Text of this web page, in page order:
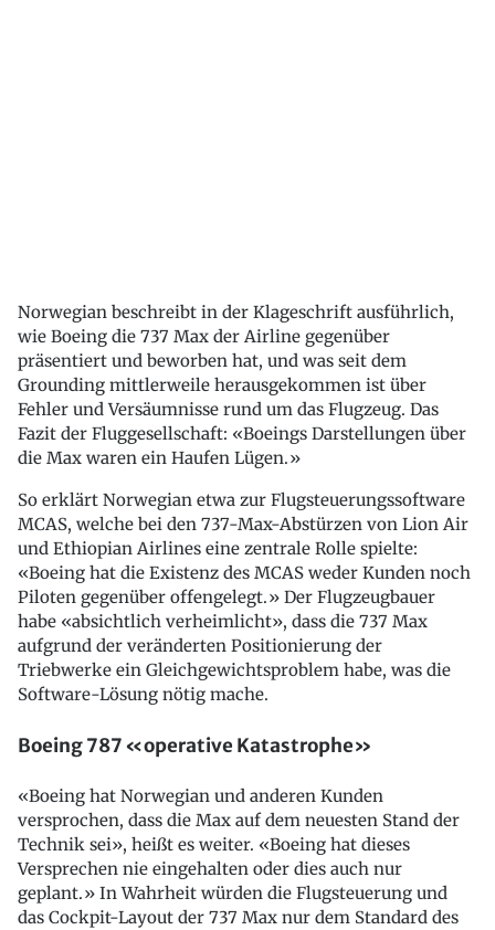
Norwegian beschreibt in der Klageschrift ausführlich,
wie Boeing die 737 Max der Airline gegenüber
präsentiert und beworben hat, und was seit dem
Grounding mittlerweile herausgekommen ist über
Fehler und Versäumnisse rund um das Flugzeug. Das
Fazit der Fluggesellschaft: «Boeings Darstellungen über
die Max waren ein Haufen Lügen.»
So erklärt Norwegian etwa zur Flugsteuerungssoftware
MCAS, welche bei den 737-Max-Abstürzen von Lion Air
und Ethiopian Airlines eine zentrale Rolle spielte:
«Boeing hat die Existenz des MCAS weder Kunden noch
Piloten gegenüber offengelegt.» Der Flugzeugbauer
habe «absichtlich verheimlicht», dass die 737 Max
aufgrund der veränderten Positionierung der
Triebwerke ein Gleichgewichtsproblem habe, was die
Software-Lösung nötig mache.
Boeing 787 «operative Katastrophe»
«Boeing hat Norwegian und anderen Kunden
versprochen, dass die Max auf dem neuesten Stand der
Technik sei», heißt es weiter. «Boeing hat dieses
Versprechen nie eingehalten oder dies auch nur
geplant.» In Wahrheit würden die Flugsteuerung und
das Cockpit-Layout der 737 Max nur dem Standard des